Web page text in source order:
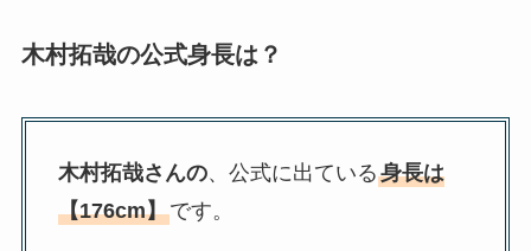
木村拓哉の公式身長は？
木村拓哉さんの、公式に出ている身長は
【176cm】です。